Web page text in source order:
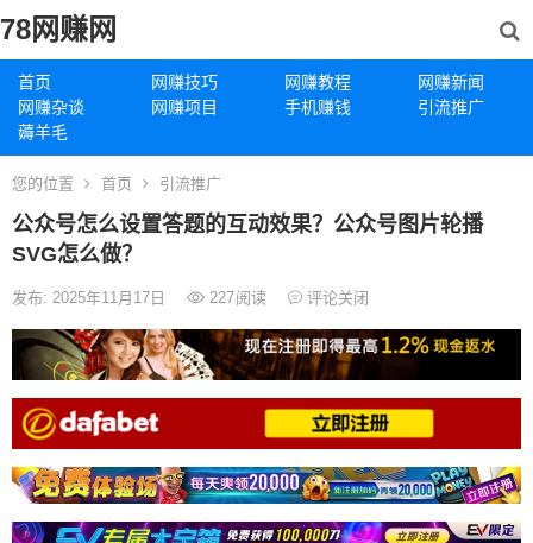
78网赚网
首页 网赚技巧 网赚教程
网赚新闻
网赚杂谈
网赚项目 手机赚钱
引流推广
薅羊毛
您的位置 首页 引流推广
公众号怎么设置答题的互动效果？公众号图片轮播
SVG怎么做？
发布: 2025年11月17日 227阅读 评论关闭